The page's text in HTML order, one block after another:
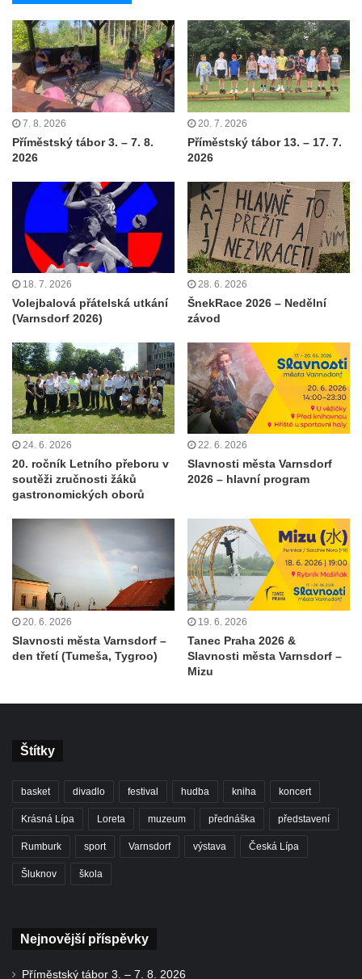
7. 8. 2026
Příměstský tábor 3. – 7. 8.
2026
20. 7. 2026
Příměstský tábor 13. – 17. 7.
2026
18. 7. 2026
Volejbalová přátelská utkání
(Varnsdorf 2026)
28. 6. 2026
ŠnekRace 2026 – Nedělní
závod
24. 6. 2026
20. ročník Letního přeboru v
soutěži zručnosti žáků
gastronomických oborů
22. 6. 2026
Slavnosti města Varnsdorf
2026 – hlavní program
20. 6. 2026
Slavnosti města Varnsdorf –
den třetí (Tumeša, Tygroo)
19. 6. 2026
Tanec Praha 2026 &
Slavnosti města Varnsdorf –
Mizu
Štítky
basket divadlo festival hudba kniha koncert
Krásná Lípa Loreta muzeum přednáška představení
Rumburk sport Varnsdorf výstava Česká Lípa
Šluknov škola
Nejnovější příspěvky
Příměstský tábor 3. – 7. 8. 2026